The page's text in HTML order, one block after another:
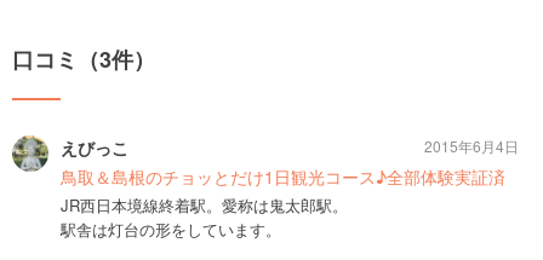
口コミ（3件）
えびっこ
鳥取＆島根のチョッとだけ1日観光コース♪全部体験実証済
JR西日本境線終着駅。愛称は鬼太郎駅。
駅舎は灯台の形をしています。
2015年6月4日